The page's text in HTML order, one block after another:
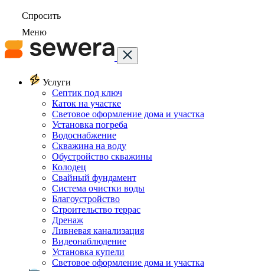
Спросить
Меню
Услуги
Септик под ключ
Каток на участке
Световое оформление дома и участка
Установка погреба
Водоснабжение
Скважина на воду
Обустройство скважины
Колодец
Свайный фундамент
Система очистки воды
Благоустройство
Строительство террас
Дренаж
Ливневая канализация
Видеонаблюдение
Установка купели
Световое оформление дома и участка